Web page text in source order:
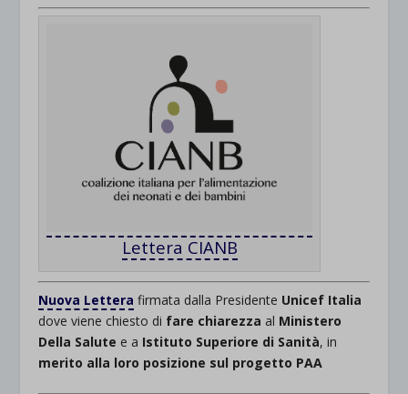
Lettera CIANB
Nuova Lettera firmata dalla Presidente Unicef Italia
dove viene chiesto di fare chiarezza al Ministero
Della Salute e a Istituto Superiore di Sanità, in
merito alla loro posizione sul progetto PAA